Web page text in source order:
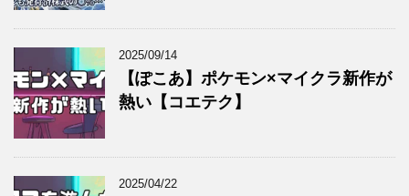
2025/09/14
【ぽこあ】ポケモン×マイクラ新作が
熱い【コエテク】
2025/04/22